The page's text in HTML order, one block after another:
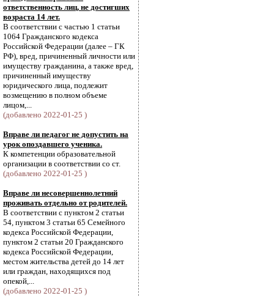
ответственность лиц, не достигших
возраста 14 лет.
В соответствии с частью 1 статьи
1064 Гражданского кодекса
Российской Федерации (далее – ГК
РФ), вред, причиненный личности или
имуществу гражданина, а также вред,
причиненный имуществу
юридического лица, подлежит
возмещению в полном объеме
лицом,...
(добавлено 2022-01-25 )
Вправе ли педагог не допустить на
урок опоздавшего ученика.
К компетенции образовательной
организации в соответствии со ст.
(добавлено 2022-01-25 )
Вправе ли несовершеннолетний
проживать отдельно от родителей.
В соответствии с пунктом 2 статьи
54, пунктом 3 статьи 65 Семейного
кодекса Российской Федерации,
пунктом 2 статьи 20 Гражданского
кодекса Российской Федерации,
местом жительства детей до 14 лет
или граждан, находящихся под
опекой,...
(добавлено 2022-01-25 )